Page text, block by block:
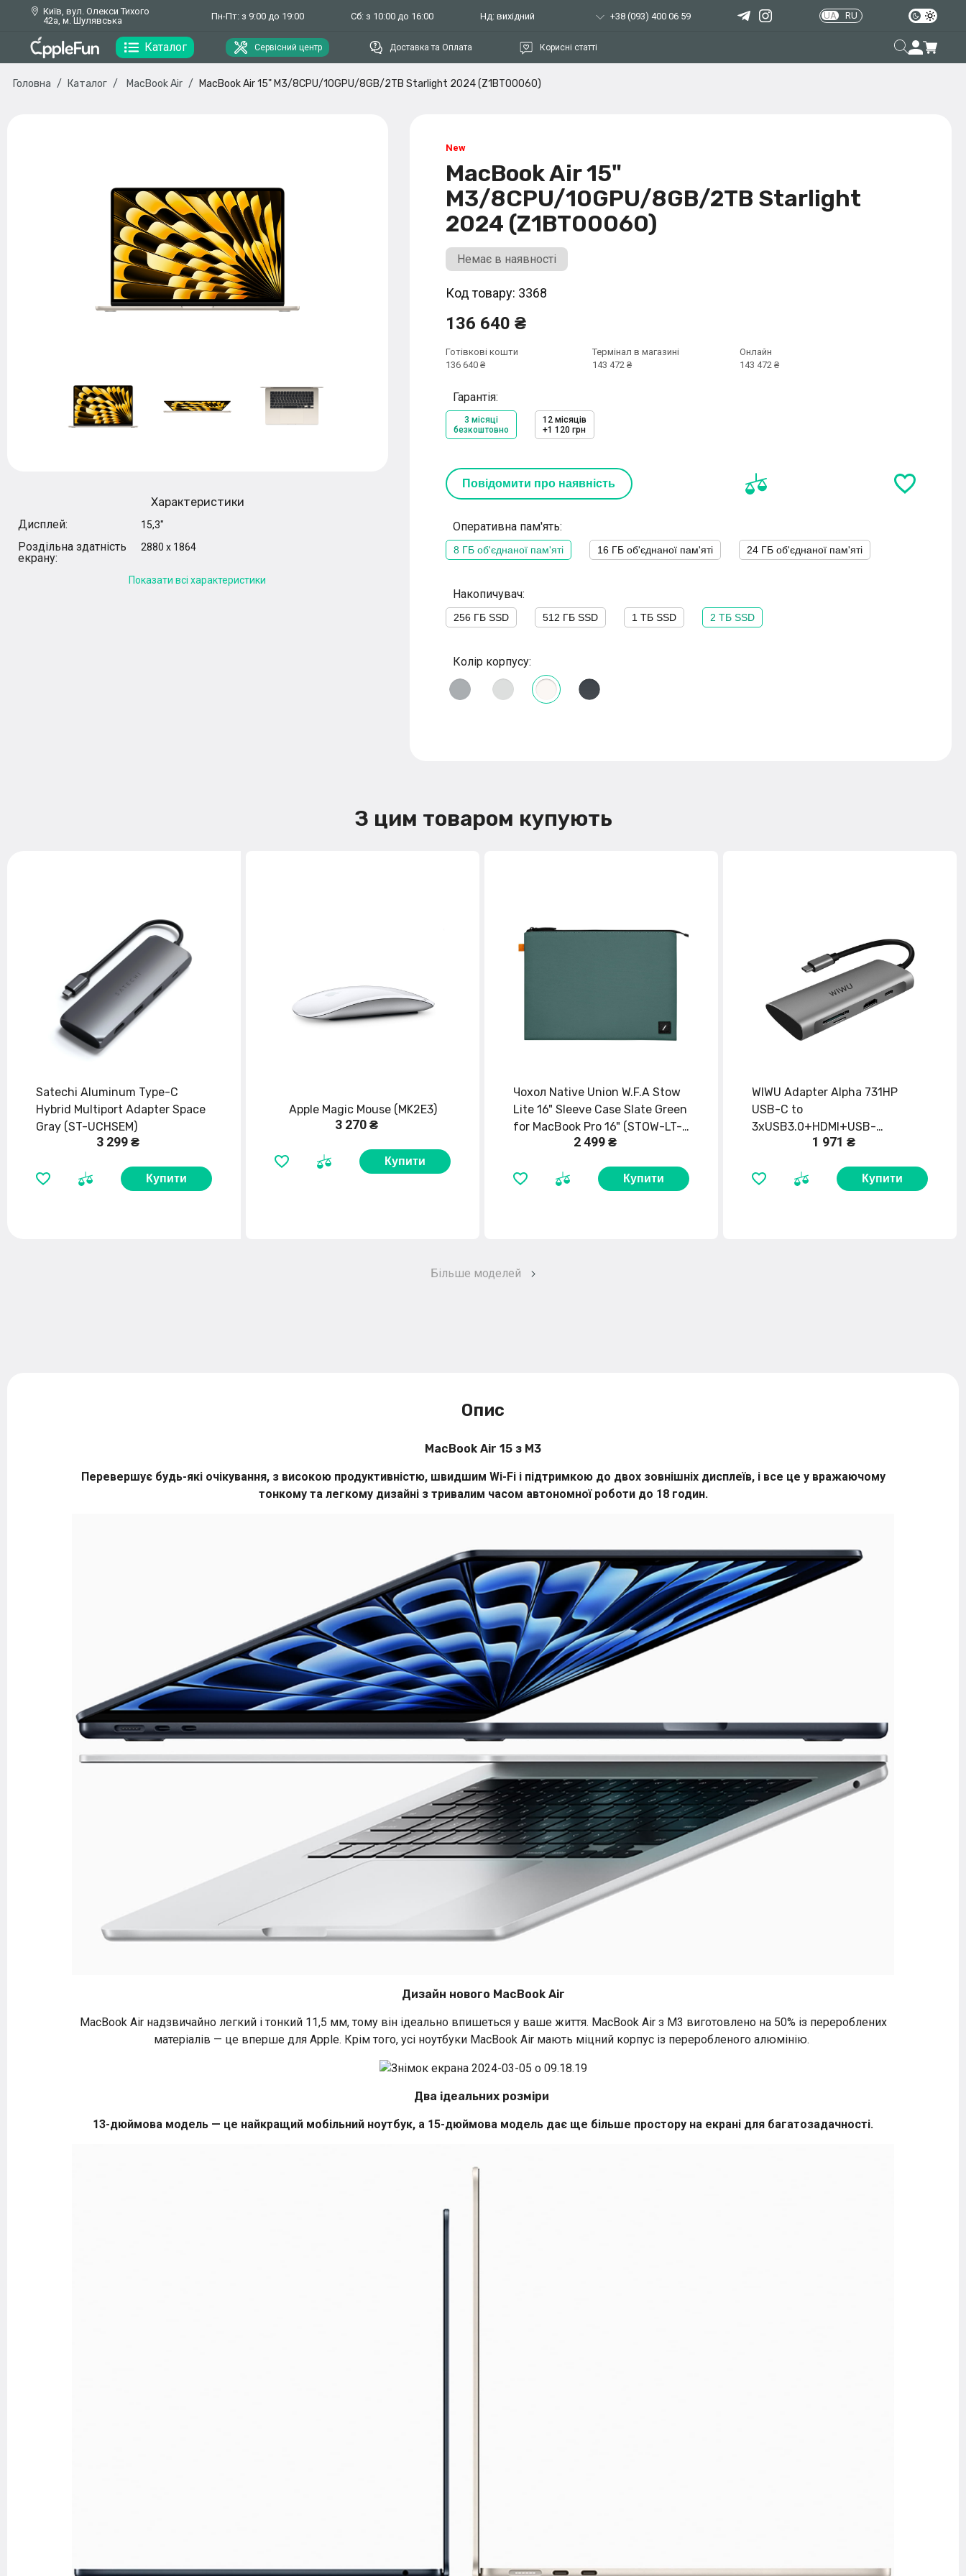
Київ, вул. Олекси Тихого
42а, м. Шулявська
Пн-Пт: з 9:00 до 19:00 Сб: з 10:00 до 16:00 Нд: вихідний +38 (093) 400 06 59 UA RU
Каталог Сервісний центр Доставка та Оплата Корисні статті
Головна Каталог MacBook Air MacBook Air 15" M3/8CPU/10GPU/8GB/2TB Starlight 2024 (Z1BT00060)
MacBook Air 15"
M3/8CPU/10GPU/8GB/2TB Starlight
2024 (Z1BT00060)
Немає в наявності
Код товару: 3368
136 640 ₴
Готівкові кошти
136 640 ₴
Термінал в магазині
143 472 ₴
Онлайн
143 472 ₴
Гарантія:
3 місяці
безкоштовно
12 місяців
+1 120 грн
Повідомити про наявність
Оперативна пам'ять:
8 ГБ об'єднаної пам'яті 16 ГБ об'єднаної пам'яті 24 ГБ об'єднаної пам'яті
Накопичувач:
256 ГБ SSD 512 ГБ SSD 1 ТБ SSD 2 ТБ SSD
Колір корпусу:
Характеристики
Дисплей:
15,3"
Роздільна здатність
екрану:
2880 x 1864
Показати всі характеристики
З цим товаром купують
Satechi Aluminum Type-C
Hybrid Multiport Adapter Space
Gray (ST-UCHSEM)
3 299 ₴
Купити
Apple Magic Mouse (MK2E3)
3 270 ₴
Купити
Чохол Native Union W.F.A Stow
Lite 16" Sleeve Case Slate Green
for MacBook Pro 16" (STOW-LT-
MBS-SLG-16)2 499 ₴
Купити
WIWU Adapter Alpha 731HP
USB-C to
3xUSB3.0+HDMI+USB-
C+SD+TF Card Grey
1 971 ₴
Купити
Більше моделей
Опис
MacBook Air 15 з M3
Перевершує будь-які очікування, з високою продуктивністю, швидшим Wi-Fi і підтримкою до двох зовнішніх дисплеїв, і все це у вражаючому
тонкому та легкому дизайні з тривалим часом автономної роботи до 18 годин.
Дизайн нового MacBook Air
MacBook Air надзвичайно легкий і тонкий 11,5 мм, тому він ідеально впишеться у ваше життя. MacBook Air з M3 виготовлено на 50% із перероблених
матеріалів — це вперше для Apple. Крім того, усі ноутбуки MacBook Air мають міцний корпус із переробленого алюмінію.
Два ідеальних розміри
13-дюймова модель — це найкращий мобільний ноутбук, а 15-дюймова модель дає ще більше простору на екрані для багатозадачності.